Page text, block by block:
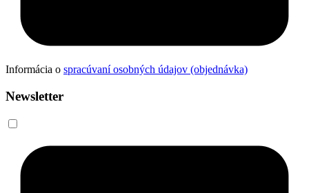
Informácia o spracúvaní osobných údajov (objednávka)
Newsletter